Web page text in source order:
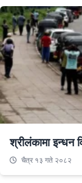
श्रीलंकामा इन्धन
चैत्र १३ गते २०८२